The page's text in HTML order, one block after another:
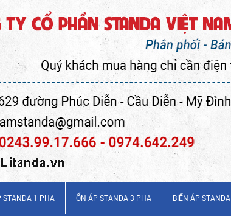
STANDA 1 PHA ỔN ÁP STANDA 3 PHA BIẾN ÁP STANDA